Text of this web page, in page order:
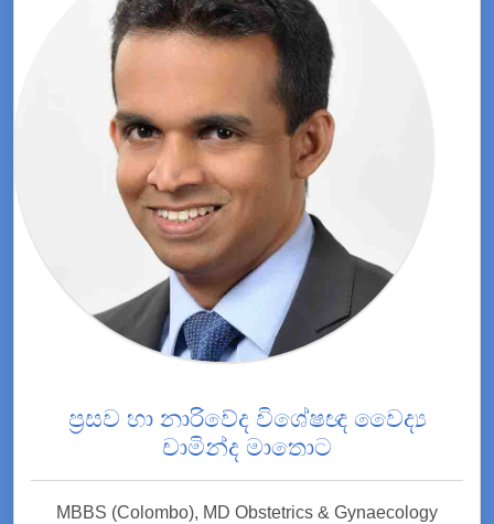
ප්‍රසව හා නාරිවේද විශේෂඥ වෛද්‍ය
චාමින්ද මාතොට
MBBS (Colombo), MD Obstetrics & Gynaecology